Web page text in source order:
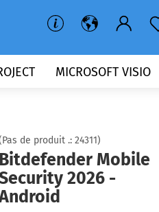
MICROSOFT VISIO
de produit .: 24311)
Bitdefender Mobile
2026 -